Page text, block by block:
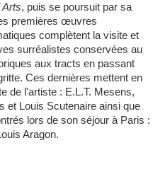
Arts, puis se poursuit par sa
premières œuvres
complètent la visite et
surréalistes conservées au
aux tracts en passant
Ces dernières mettent en
de l'artiste : E.L.T. Mesens,
et Louis Scutenaire ainsi que
lors de son séjour à Paris :
Aragon.